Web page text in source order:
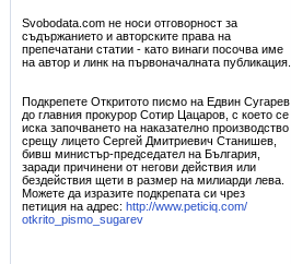
Svobodata.com не носи отговорност за
съдържанието и авторските права на
препечатани статии - като винаги посочва име
на автор и линк на първоначалната публикация.
Подкрепете Откритото писмо на Едвин Сугарев
до главния прокурор Сотир Цацаров, с което се
иска започването на наказателно производство
срещу лицето Сергей Дмитриевич Станишев,
бивш министър-председател на България,
заради причинени от негови действия или
бездействия щети в размер на милиарди лева.
Можете да изразите подкрепата си чрез
петиция на адрес: http://www.peticiq.com/
otkrito_pismo_sugarev